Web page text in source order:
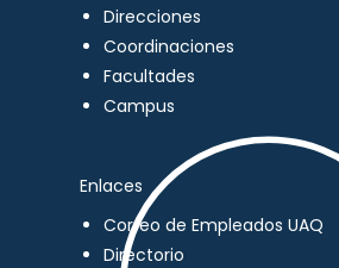
Direcciones
Coordinaciones
Facultades
Campus
Enlaces
Correo de Empleados UAQ
Directorio